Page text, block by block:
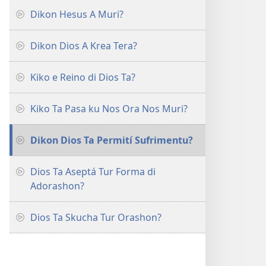
Dikon Hesus A Muri?
Dikon Dios A Krea Tera?
Kiko e Reino di Dios Ta?
Kiko Ta Pasa ku Nos Ora Nos Muri?
Dikon Dios Ta Permití Sufrimentu?
Dios Ta Aseptá Tur Forma di
Adorashon?
Dios Ta Skucha Tur Orashon?